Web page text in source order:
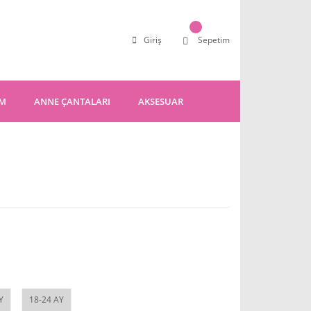
Giriş Sepetim
ANNE ÇANTALARI AKSESUAR
18-24 AY